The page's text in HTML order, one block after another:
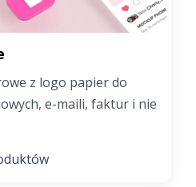
z logo papier do
e-maili, faktur i nie